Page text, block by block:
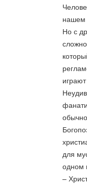
нашем
Но с
для
одном
–